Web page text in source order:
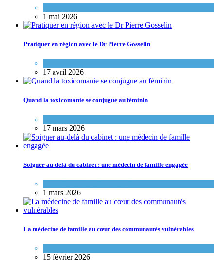
1 mai 2026
Pratiquer en région avec le Dr Pierre Gosselin
17 avril 2026
Quand la toxicomanie se conjugue au féminin
17 mars 2026
Soigner au-delà du cabinet : une médecin de famille engagée
1 mars 2026
La médecine de famille au cœur des communautés vulnérables
15 février 2026